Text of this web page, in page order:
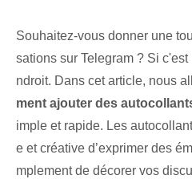
Souhaitez-vous donner une
sations sur Telegram ? Si
ndroit. Dans cet article, nous
ment ajouter des
imple et rapide. Les
e et créative d’exprimer des
mplement de décorer vos